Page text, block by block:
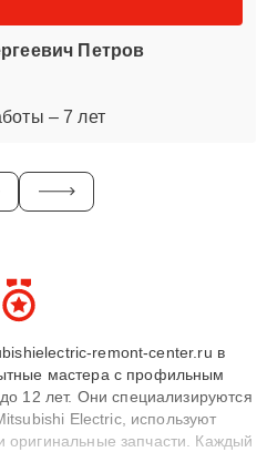
Петров
– 7 лет
remont-center.ru в
мастера с профильным
12 лет. Они специализируются
Electric, используют
запчасти. Каждый